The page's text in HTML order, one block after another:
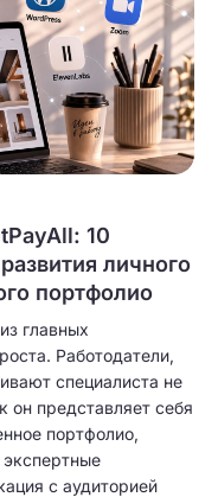
10
личного
портфолио
главных
Работодатели,
специалиста не
он представляет себя
портфолио,
экспертные
с аудиторией